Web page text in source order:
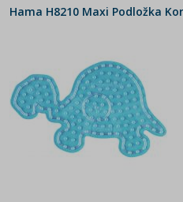
Hama H8210 Maxi Podložka